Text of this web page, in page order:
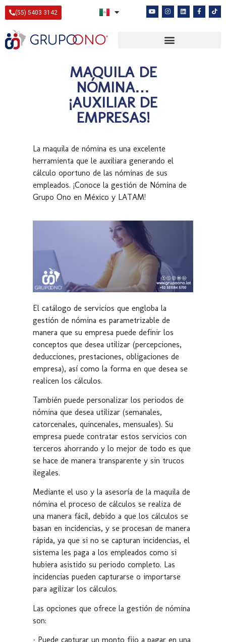
(55) 5403 3142
MAQUILA DE
NÓMINA…
¡AUXILIAR DE
EMPRESAS!
La maquila de nómina es una excelente
herramienta que le auxiliara generando el
cálculo oportuno de las nóminas de sus
empleados. ¡Conoce la gestión de Nómina de
Grupo Ono en México y LATAM!
El catálogo de servicios que engloba la
gestión de nómina es parametrizable de
manera que su empresa puede definir los
conceptos que desea utilizar (percepciones,
deducciones, prestaciones, obligaciones de
empresa), así como la forma en que desea se
realicen los cálculos.
También puede personalizar los periodos de
nómina que desea utilizar (semanales,
catorcenales, quincenales, mensuales). Su
empresa puede contratar estos servicios con
terceros ahorrando y lo mejor de todo es que
se hace de manera transparente y sin trucos
ilegales.
Mediante el uso y la asesoría de la maquila de
nómina el proceso de cálculos se realiza de
una manera fácil, debido a que los cálculos se
basan en incidencias, y se procesan de manera
rápida, ya que si no se capturan incidencias, el
sistema les paga a los empleados como si
hubiera asistido su periodo completo. Las
incidencias pueden capturarse o importarse
para agilizar los cálculos.
Las opciones que ofrece la gestión de nómina
son:
· Puede capturar un monto fijo a pagar en una